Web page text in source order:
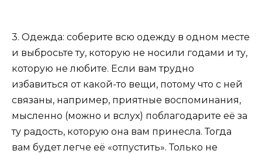
3. Одежда: соберите всю одежду в одном месте
и выбросьте ту, которую не носили годами и ту,
которую не любите. Если вам трудно
избавиться от какой-то вещи, потому что с ней
связаны, например, приятные воспоминания,
мысленно (можно и вслух) поблагодарите её за
ту радость, которую она вам принесла. Тогда
вам будет легче её «отпустить». Только не